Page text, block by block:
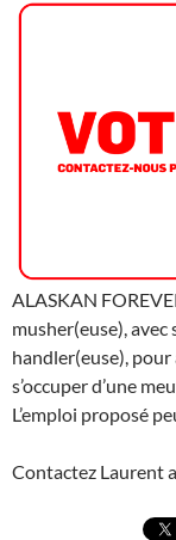
ALASKAN
musher(euse), avec
handler(euse),
s’occuper d’une
L’emploi proposé
Contactez Laurent